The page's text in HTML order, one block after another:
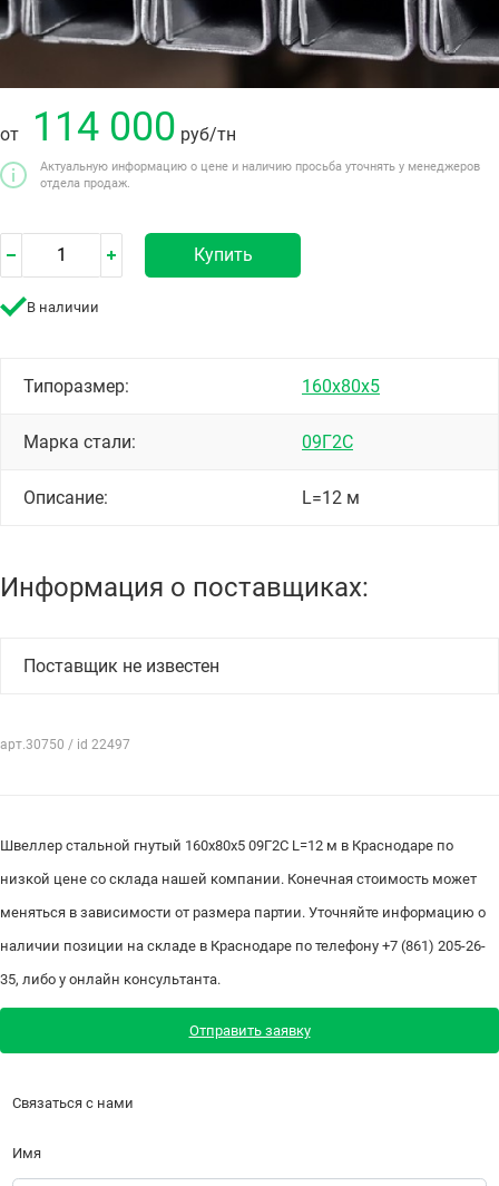
от 114 000 руб/тн
Актуальную информацию о цене и наличию просьба уточнять у менеджеров
отдела продаж.
Купить
В наличии
Типоразмер: 160х80х5
Марка стали: 09Г2С
Описание: L=12 м
Информация о поставщиках:
Поставщик не известен
арт.30750 / id 22497
Швеллер стальной гнутый 160х80х5 09Г2С L=12 м в Краснодаре по
низкой цене со склада нашей компании. Конечная стоимость может
меняться в зависимости от размера партии. Уточняйте информацию о
наличии позиции на складе в Краснодаре по телефону +7 (861) 205-26-
35, либо у онлайн консультанта.
Отправить заявку
Связаться с нами
Имя